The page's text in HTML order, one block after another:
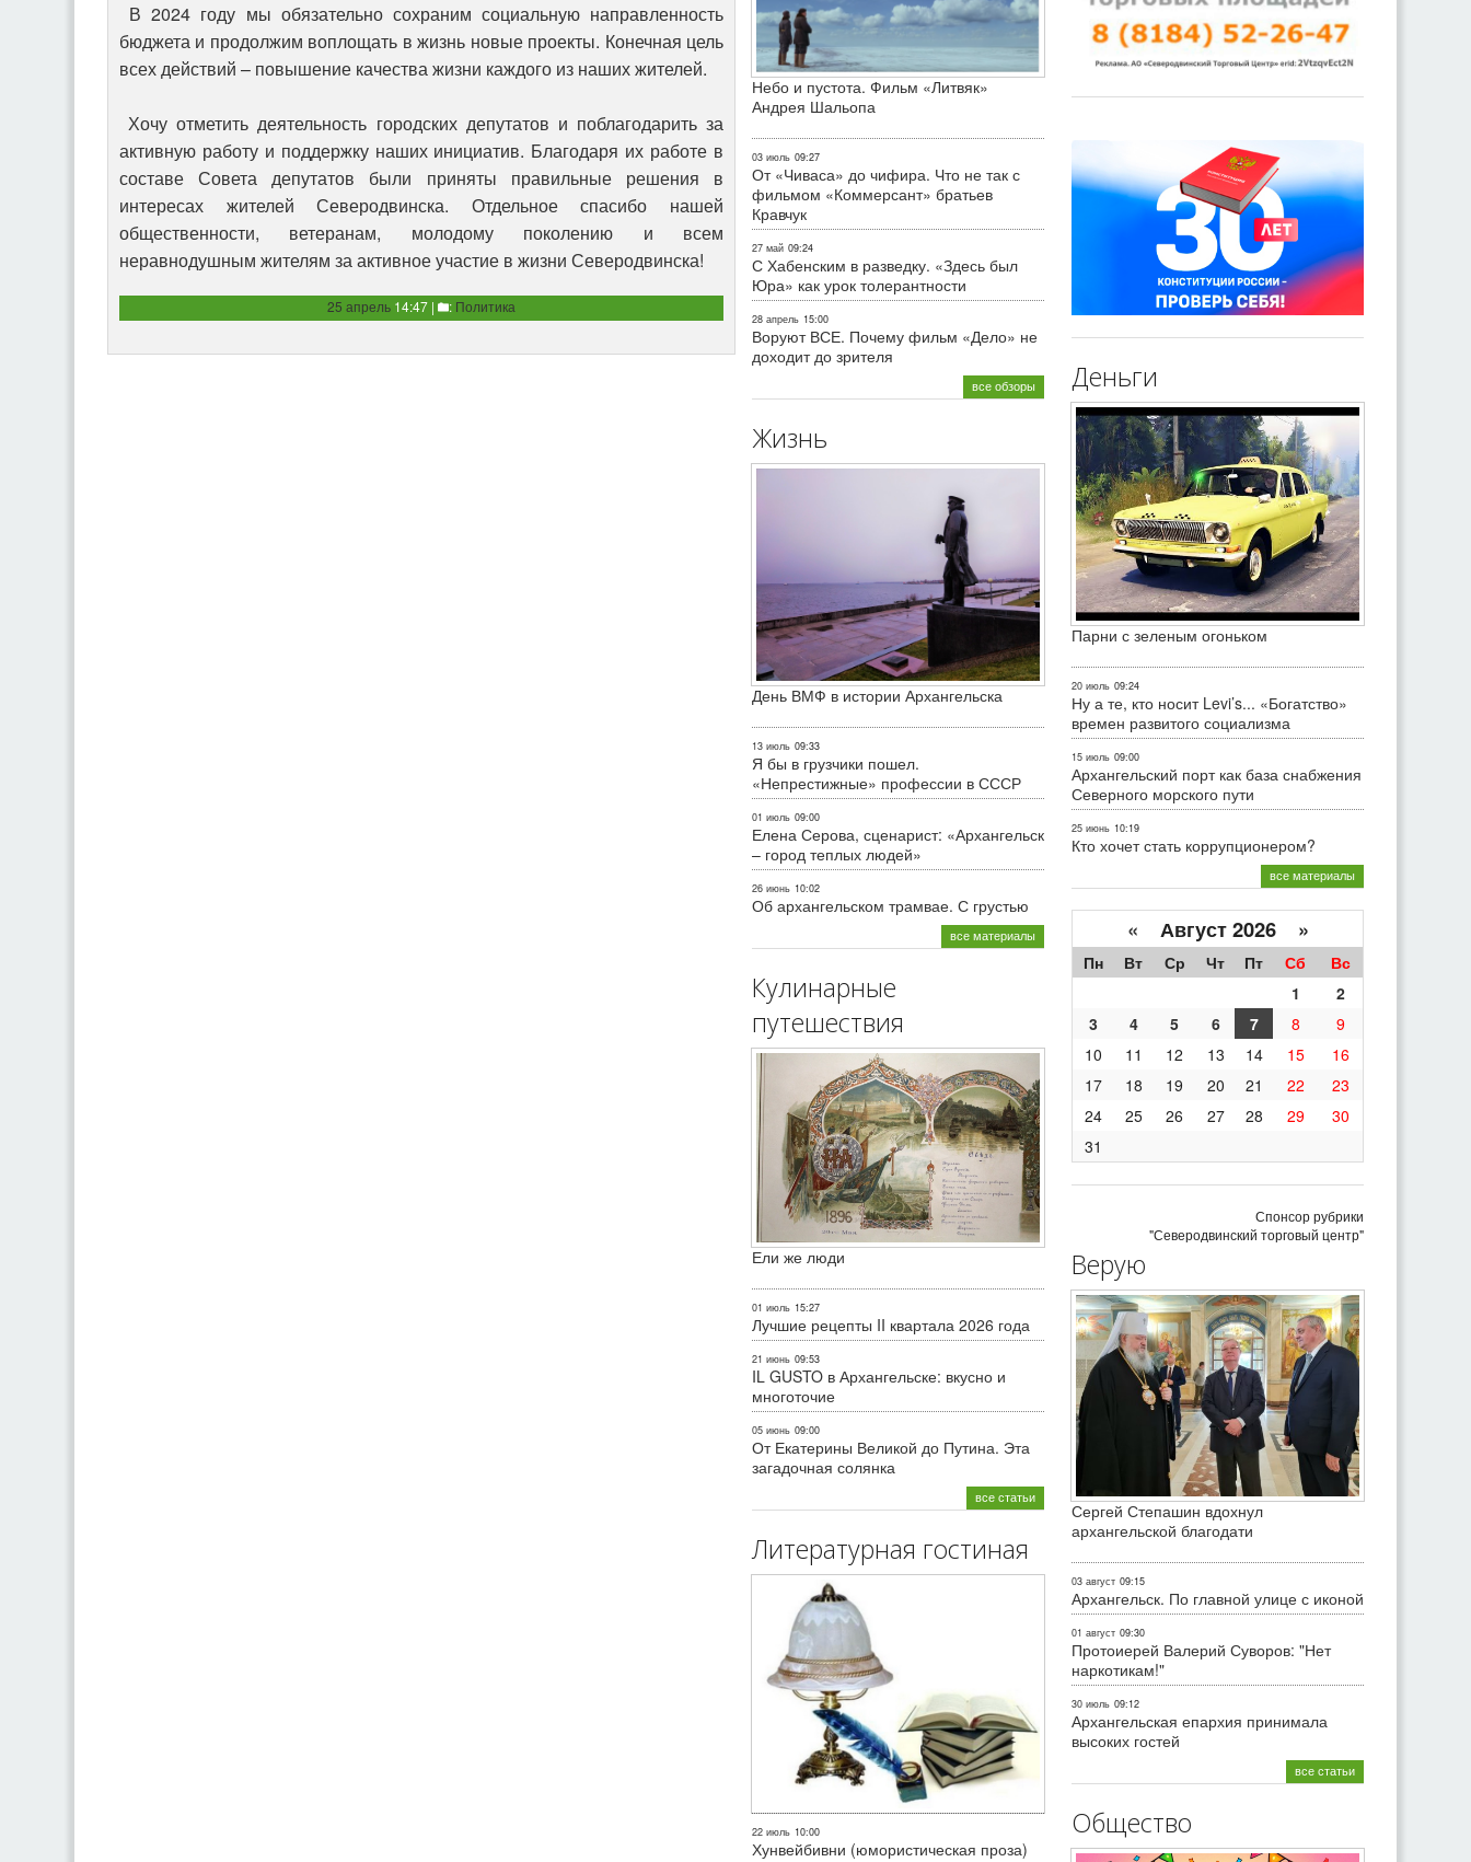
В 2024 году мы обязательно сохраним социальную направленность
бюджета и продолжим воплощать в жизнь новые проекты. Конечная цель
всех действий – повышение качества жизни каждого из наших жителей.
Хочу отметить деятельность городских депутатов и поблагодарить за
активную работу и поддержку наших инициатив. Благодаря их работе в
составе Совета депутатов были приняты правильные решения в
интересах жителей Северодвинска. Отдельное спасибо нашей
общественности, ветеранам, молодому поколению и всем
неравнодушным жителям за активное участие в жизни Северодвинска!
25 апрель 14:47 | : Политика
Небо и пустота. Фильм «Литвяк»
Андрея Шальопа
03 июль 09:27
От «Чиваса» до чифира. Что не так с
фильмом «Коммерсант» братьев
Кравчук
27 май 09:24
С Хабенским в разведку. «Здесь был
Юра» как урок толерантности
28 апрель 15:00
Воруют ВСЕ. Почему фильм «Дело» не
доходит до зрителя
все обзоры
Жизнь
День ВМФ в истории Архангельска
13 июль 09:33
Я бы в грузчики пошел.
«Непрестижные» профессии в СССР
01 июль 09:00
Елена Серова, сценарист: «Архангельск
– город теплых людей»
26 июнь 10:02
Об архангельском трамвае. С грустью
все материалы
Кулинарные
путешествия
Ели же люди
01 июль 15:27
Лучшие рецепты II квартала 2026 года
21 июнь 09:53
IL GUSTO в Архангельске: вкусно и
многоточие
05 июнь 09:00
От Екатерины Великой до Путина. Эта
загадочная солянка
все статьи
Литературная гостиная
22 июль 10:00
Хунвейбивни (юмористическая проза)
Деньги
Парни с зеленым огоньком
20 июль 09:24
Ну а те, кто носит Levi’s... «Богатство»
времен развитого социализма
15 июль 09:00
Архангельский порт как база снабжения
Северного морского пути
25 июнь 10:19
Кто хочет стать коррупционером?
все материалы
« Август 2026 »
Пн Вт Ср Чт Пт Сб
Вс
1
2
3
4 5 6 7 8
9
10
11 12 13 14 15
16
17
18 19 20 21 22
23
24
25 26 27 28 29
30
31
Спонсор рубрики
"Северодвинский торговый центр"
Верую
Сергей Степашин вдохнул
архангельской благодати
03 август 09:15
Архангельск. По главной улице с иконой
01 август 09:30
Протоиерей Валерий Суворов: "Нет
наркотикам!"
30 июль 09:12
Архангельская епархия принимала
высоких гостей
все статьи
Общество